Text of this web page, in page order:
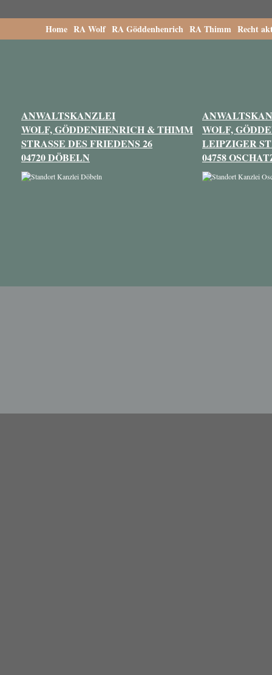
Home RA Wolf RA Göddenhenrich RA Thimm Recht
ANWALTSKANZLEI
WOLF, GÖDDENHENRICH & THIMM
STRASSE DES FRIEDENS 26
04720 DÖBELN
WOLF,
LEIPZIGER
04758